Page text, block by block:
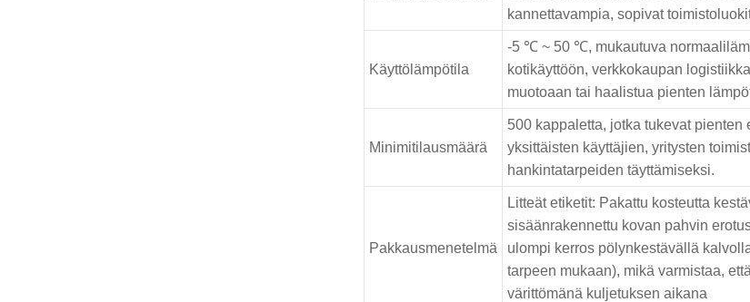
kannettavampia, sopivat
Käyttölämpötila
-5 ℃ ~ 50 ℃, mukautuva
kotikäyttöön, verkkokaupan
muotoaan tai haalistua pienten
Minimitilausmäärä
500 kappaletta, jotka tukevat
yksittäisten käyttäjien, yritysten
hankintatarpeiden täyttämiseksi.
Pakkausmenetelmä
Litteät etiketit: Pakattu kosteutta
sisäänrakennettu kovan pahvin
ulompi kerros pölynkestävällä
tarpeen mukaan), mikä varmistaa,
värittömänä kuljetuksen aikana